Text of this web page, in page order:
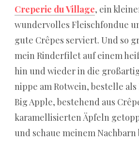
jede
Drehung
ist
100%
zufällig
und
unabhängig
von
früheren
Ergebnissen.
Creperie du Village, ein
wundervolles Fleischfondue
gute Crêpes serviert. Und so
mein Rinderfilet auf einem
hin und wieder in die
nippe am Rotwein, bestelle
Big Apple, bestehend aus
karamellisierten Äpfeln
und schaue meinem Nachbarn